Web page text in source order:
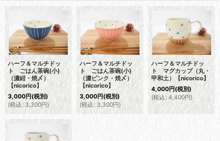
ハーフ＆マルチドッ
ト ごはん茶碗(小)
（濃紺・焼〆）
【nicorico】
3,000円(税別)
(税込 : 3,300円)
ハーフ＆マルチドッ
ト ごはん茶碗(小)
（濃ピンク・焼〆）
【nicorico】
3,000円(税別)
(税込 : 3,300円)
ハーフ＆マルチドッ
ト マグカップ（丸・
甲和土）【nicorico】
4,000円(税別)
(税込 : 4,400円)